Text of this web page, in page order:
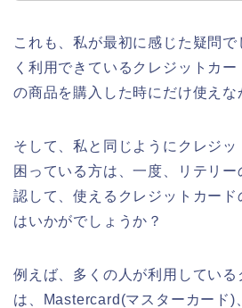
これも、私が最初に感じた疑問
く利用できているクレジットカ
の商品を購入した時にだけ使えな
そして、私と同じようにクレジッ
困っている方は、一度、リテリ
認して、使えるクレジットカード
はいかがでしょうか？
例えば、多くの人が利用している
は、Mastercard(マスターカード)